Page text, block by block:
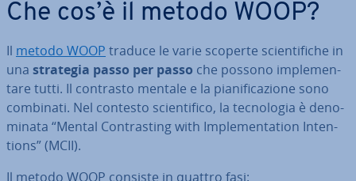
Che cos’è il metodo WOOP?
Il metodo WOOP traduce le varie scoperte scien­ti­fi­che in
una strategia passo per passo che possono im­ple­men­
ta­re tutti. Il contrasto mentale e la pia­ni­fi­ca­zio­ne sono
combinati. Nel contesto scien­ti­fi­co, la tec­no­lo­gia è de­no­
mi­na­ta “Mental Con­tra­sting with Im­ple­men­ta­tion In­ten­
tions” (MCII).
Il metodo WOOP consiste in quattro fasi: